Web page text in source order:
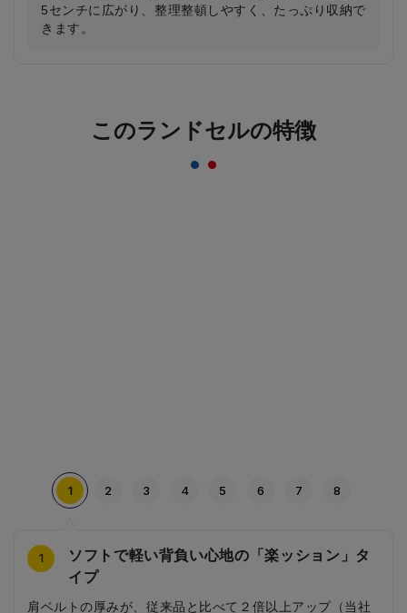
一般的な反射材はシルバーカラーが多いのに対し、安
ピカッは素材の上に特殊加工を施すことにより、素材
5センチに広がり、整理整頓しやすく、たっぷり収納で
きます。
このランドセルの特徴
1
ソフトで軽い背負い心地の「楽ッション」タ
イプ
肩ベルトの厚みが、従来品と比べて２倍以上アップ（当社
2 ハート型のナスカン
3 夢見るプリンセス
ンストーンが輝きを与えてくれます。
4 安ピカッ
のライトに反射してピカッと光る安ピカッを搭載。
5 カブセのシルバーティアラ
ラーの本体と相まってエレガントな印象に。
6 ローズ型のびょう
ます。
7 シンプルなティアラ
8 エレガントな前ポケット
たシルバーの箔押しを仕立てました。
1 2 3 4 5 6 7 8